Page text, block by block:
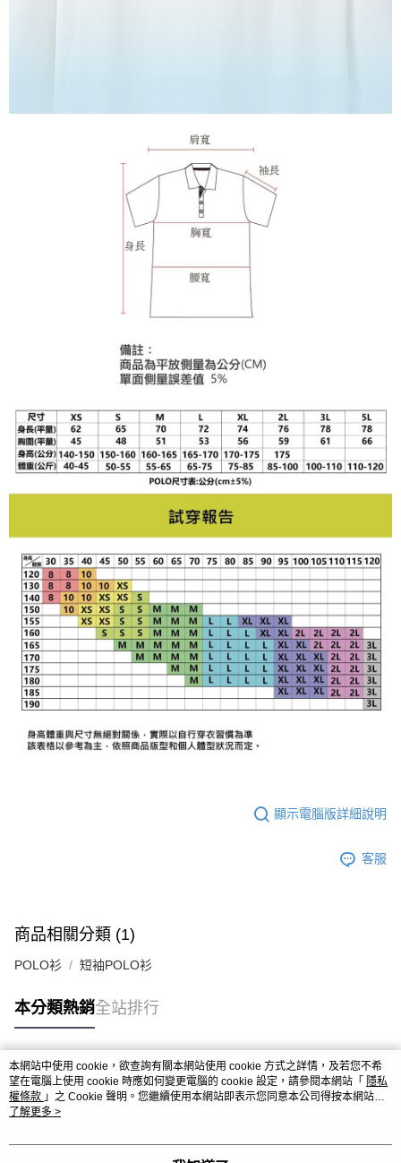
顯示電腦版詳細說明
客服
商品相關分類 (1)
POLO衫 短袖POLO衫
本分類熱銷全站排行
熱門標籤
本網站中使用 cookie，欲查詢有關本網站使用 cookie 方式之詳情，及若您不希
望在電腦上使用 cookie 時應如何變更電腦的 cookie 設定，請參閱本網站「 隱私
權條款 」之 Cookie 聲明。您繼續使用本網站即表示您同意本公司得按本網站使
用條款之 Cookie 聲明使用 cookie。
了解更多 >